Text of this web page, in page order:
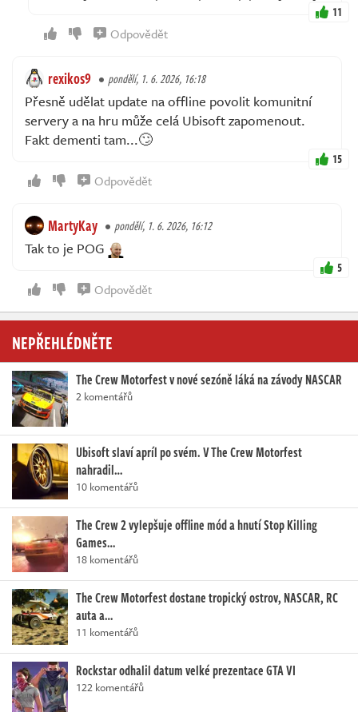
11
Odpovědět
rexikos9 pondělí, 1. 6. 2026, 16:18
Přesně udělat update na offline povolit komunitní
servery a na hru může celá Ubisoft zapomenout.
Fakt dementi tam...🙄
15
Odpovědět
MartyKay pondělí, 1. 6. 2026, 16:12
Tak to je POG
5
Odpovědět
NEPŘEHLÉDNĚTE
The Crew Motorfest v nové sezóně láká na závody NASCAR
2 komentářů
Ubisoft slaví apríl po svém. V The Crew Motorfest
nahradil…
10 komentářů
The Crew 2 vylepšuje offline mód a hnutí Stop Killing
Games…
18 komentářů
The Crew Motorfest dostane tropický ostrov, NASCAR, RC
auta a…
11 komentářů
Rockstar odhalil datum velké prezentace GTA VI
122 komentářů